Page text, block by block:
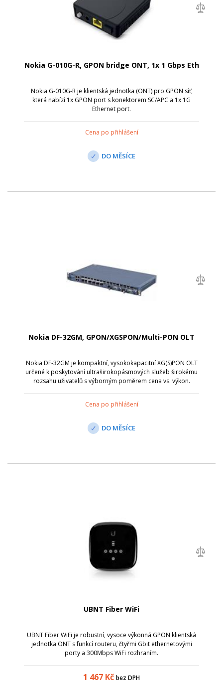
Nokia G-010G-R, GPON bridge ONT, 1x 1 Gbps Eth
Nokia G-010G-R je klientská jednotka (ONT) pro GPON síť,
která nabízí 1x GPON port s konektorem SC/APC a 1x 1G
Ethernet port.
Cena po přihlášení
DO MĚSÍCE
Nokia DF-32GM, GPON/XGSPON/Multi-PON OLT
Nokia DF-32GM je kompaktní, vysokokapacitní XG(S)PON OLT
určené k poskytování ultraširokopásmových služeb širokému
rozsahu uživatelů s výborným poměrem cena vs. výkon.
Cena po přihlášení
DO MĚSÍCE
UBNT Fiber WiFi
UBNT Fiber WiFi je robustní, vysoce výkonná GPON klientská
jednotka ONT s funkcí routeru, čtyřmi Gbit ethernetovými
porty a 300Mbps WiFi rozhraním.
1 467 Kč bez DPH